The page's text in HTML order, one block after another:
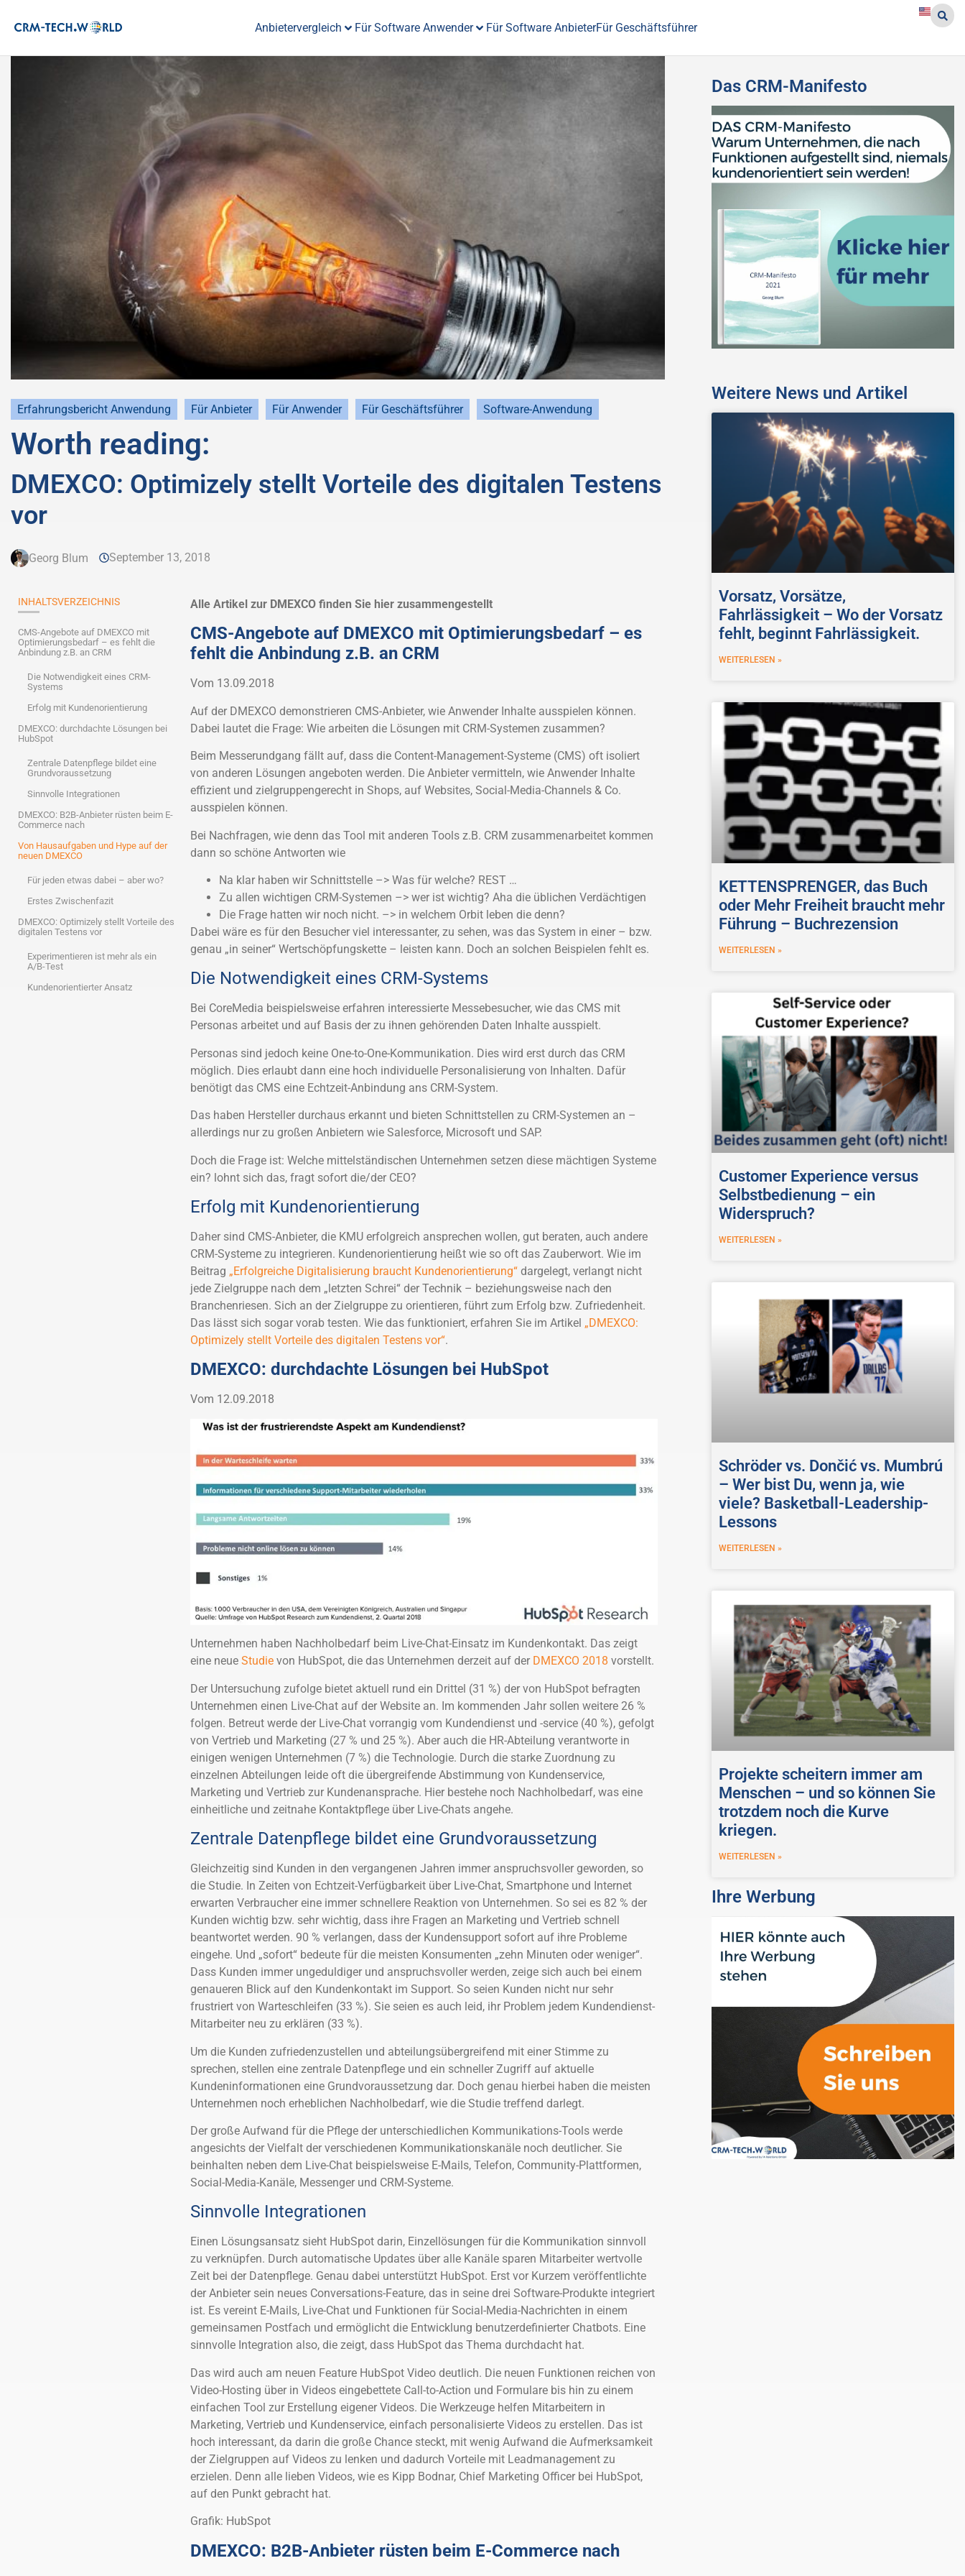
Anbietervergleich Für Software Anwender Für Software AnbieterFür Geschäftsführer
Erfahrungsbericht Anwendung Für Anbieter Für Anwender Für Geschäftsführer Software-Anwendung
Worth reading:
DMEXCO: Optimizely stellt Vorteile des digitalen Testens
vor
Georg Blum September 13, 2018
INHALTSVERZEICHNIS
CMS-Angebote auf DMEXCO mit
Optimierungsbedarf – es fehlt die
Anbindung z.B. an CRM
Die Notwendigkeit eines CRM-
Systems
Erfolg mit Kundenorientierung
DMEXCO: durchdachte Lösungen bei
HubSpot
Zentrale Datenpflege bildet eine
Grundvoraussetzung
Sinnvolle Integrationen
DMEXCO: B2B-Anbieter rüsten beim E-
Commerce nach
Von Hausaufgaben und Hype auf der
neuen DMEXCO
Für jeden etwas dabei – aber wo?
Erstes Zwischenfazit
DMEXCO: Optimizely stellt Vorteile des
digitalen Testens vor
Experimentieren ist mehr als ein
A/B-Test
Kundenorientierter Ansatz
Alle Artikel zur DMEXCO finden Sie hier zusammengestellt
CMS-Angebote auf DMEXCO mit Optimierungsbedarf – es
fehlt die Anbindung z.B. an CRM
Vom 13.09.2018
Auf der DMEXCO demonstrieren CMS-Anbieter, wie Anwender Inhalte ausspielen können.
Dabei lautet die Frage: Wie arbeiten die Lösungen mit CRM-Systemen zusammen?
Beim Messerundgang fällt auf, dass die Content-Management-Systeme (CMS) oft isoliert
von anderen Lösungen angeboten werden. Die Anbieter vermitteln, wie Anwender Inhalte
effizient und zielgruppengerecht in Shops, auf Websites, Social-Media-Channels & Co.
ausspielen können.
Bei Nachfragen, wie denn das Tool mit anderen Tools z.B. CRM zusammenarbeitet kommen
dann so schöne Antworten wie
Na klar haben wir Schnittstelle –> Was für welche? REST …
Zu allen wichtigen CRM-Systemen –> wer ist wichtig? Aha die üblichen Verdächtigen
Die Frage hatten wir noch nicht. –> in welchem Orbit leben die denn?
Dabei wäre es für den Besucher viel interessanter, zu sehen, was das System in einer – bzw.
genau „in seiner“ Wertschöpfungskette – leisten kann. Doch an solchen Beispielen fehlt es.
Die Notwendigkeit eines CRM-Systems
Bei CoreMedia beispielsweise erfahren interessierte Messebesucher, wie das CMS mit
Personas arbeitet und auf Basis der zu ihnen gehörenden Daten Inhalte ausspielt.
Personas sind jedoch keine One-to-One-Kommunikation. Dies wird erst durch das CRM
möglich. Dies erlaubt dann eine hoch individuelle Personalisierung von Inhalten. Dafür
benötigt das CMS eine Echtzeit-Anbindung ans CRM-System.
Das haben Hersteller durchaus erkannt und bieten Schnittstellen zu CRM-Systemen an –
allerdings nur zu großen Anbietern wie Salesforce, Microsoft und SAP.
Doch die Frage ist: Welche mittelständischen Unternehmen setzen diese mächtigen Systeme
ein? lohnt sich das, fragt sofort die/der CEO?
Erfolg mit Kundenorientierung
Daher sind CMS-Anbieter, die KMU erfolgreich ansprechen wollen, gut beraten, auch andere
CRM-Systeme zu integrieren. Kundenorientierung heißt wie so oft das Zauberwort. Wie im
Beitrag „Erfolgreiche Digitalisierung braucht Kundenorientierung“dargelegt, verlangt nicht
jede Zielgruppe nach dem „letzten Schrei“ der Technik – beziehungsweise nach den
Branchenriesen. Sich an der Zielgruppe zu orientieren, führt zum Erfolg bzw. Zufriedenheit.
Das lässt sich sogar vorab testen. Wie das funktioniert, erfahren Sie im Artikel „DMEXCO:
Optimizely stellt Vorteile des digitalen Testens vor“.
DMEXCO: durchdachte Lösungen bei HubSpot
Vom 12.09.2018
Unternehmen haben Nachholbedarf beim Live-Chat-Einsatz im Kundenkontakt. Das zeigt
eine neue Studievon HubSpot, die das Unternehmen derzeit auf der DMEXCO 2018 vorstellt.
Der Untersuchung zufolge bietet aktuell rund ein Drittel (31 %) der von HubSpot befragten
Unternehmen einen Live-Chat auf der Website an. Im kommenden Jahr sollen weitere 26 %
folgen. Betreut werde der Live-Chat vorrangig vom Kundendienst und -service (40 %), gefolgt
von Vertrieb und Marketing (27 % und 25 %). Aber auch die HR-Abteilung verantworte in
einigen wenigen Unternehmen (7 %) die Technologie. Durch die starke Zuordnung zu
einzelnen Abteilungen leide oft die übergreifende Abstimmung von Kundenservice,
Marketing und Vertrieb zur Kundenansprache. Hier bestehe noch Nachholbedarf, was eine
einheitliche und zeitnahe Kontaktpflege über Live-Chats angehe.
Zentrale Datenpflege bildet eine Grundvoraussetzung
Gleichzeitig sind Kunden in den vergangenen Jahren immer anspruchsvoller geworden, so
die Studie. In Zeiten von Echtzeit-Verfügbarkeit über Live-Chat, Smartphone und Internet
erwarten Verbraucher eine immer schnellere Reaktion von Unternehmen. So sei es 82 % der
Kunden wichtig bzw. sehr wichtig, dass ihre Fragen an Marketing und Vertrieb schnell
beantwortet werden. 90 % verlangen, dass der Kundensupport sofort auf ihre Probleme
eingehe. Und „sofort“ bedeute für die meisten Konsumenten „zehn Minuten oder weniger“.
Dass Kunden immer ungeduldiger und anspruchsvoller werden, zeige sich auch bei einem
genaueren Blick auf den Kundenkontakt im Support. So seien Kunden nicht nur sehr
frustriert von Warteschleifen (33 %). Sie seien es auch leid, ihr Problem jedem Kundendienst-
Mitarbeiter neu zu erklären (33 %).
Um die Kunden zufriedenzustellen und abteilungsübergreifend mit einer Stimme zu
sprechen, stellen eine zentrale Datenpflege und ein schneller Zugriff auf aktuelle
Kundeninformationen eine Grundvoraussetzung dar. Doch genau hierbei haben die meisten
Unternehmen noch erheblichen Nachholbedarf, wie die Studie treffend darlegt.
Der große Aufwand für die Pflege der unterschiedlichen Kommunikations-Tools werde
angesichts der Vielfalt der verschiedenen Kommunikationskanäle noch deutlicher. Sie
beinhalten neben dem Live-Chat beispielsweise E-Mails, Telefon, Community-Plattformen,
Social-Media-Kanäle, Messenger und CRM-Systeme.
Sinnvolle Integrationen
Einen Lösungsansatz sieht HubSpot darin, Einzellösungen für die Kommunikation sinnvoll
zu verknüpfen. Durch automatische Updates über alle Kanäle sparen Mitarbeiter wertvolle
Zeit bei der Datenpflege. Genau dabei unterstützt HubSpot. Erst vor Kurzem veröffentlichte
der Anbieter sein neues Conversations-Feature, das in seine drei Software-Produkte integriert
ist. Es vereint E-Mails, Live-Chat und Funktionen für Social-Media-Nachrichten in einem
gemeinsamen Postfach und ermöglicht die Entwicklung benutzerdefinierter Chatbots. Eine
sinnvolle Integration also, die zeigt, dass HubSpot das Thema durchdacht hat.
Das wird auch am neuen Feature HubSpot Video deutlich. Die neuen Funktionen reichen von
Video-Hosting über in Videos eingebettete Call-to-Action und Formulare bis hin zu einem
einfachen Tool zur Erstellung eigener Videos. Die Werkzeuge helfen Mitarbeitern in
Marketing, Vertrieb und Kundenservice, einfach personalisierte Videos zu erstellen. Das ist
hoch interessant, da darin die große Chance steckt, mit wenig Aufwand die Aufmerksamkeit
der Zielgruppen auf Videos zu lenken und dadurch Vorteile mit Leadmanagement zu
erzielen. Denn alle lieben Videos, wie es Kipp Bodnar, Chief Marketing Officer bei HubSpot,
auf den Punkt gebracht hat.
Grafik: HubSpot
DMEXCO: B2B-Anbieter rüsten beim E-Commerce nach
Das CRM-Manifesto
Weitere News und Artikel
Vorsatz, Vorsätze,
Fahrlässigkeit – Wo der Vorsatz
fehlt, beginnt Fahrlässigkeit.
WEITERLESEN »
KETTENSPRENGER, das Buch
oder Mehr Freiheit braucht mehr
Führung – Buchrezension
WEITERLESEN »
Customer Experience versus
Selbstbedienung – ein
Widerspruch?
WEITERLESEN »
Schröder vs. Dončić vs. Mumbrú
– Wer bist Du, wenn ja, wie
viele? Basketball-Leadership-
Lessons
WEITERLESEN »
Projekte scheitern immer am
Menschen – und so können Sie
trotzdem noch die Kurve
kriegen.
WEITERLESEN »
Ihre Werbung